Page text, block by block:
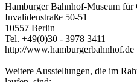
Hamburger Bahnhof-Museum für
Invalidenstraße 50-51
10557 Berlin
Tel. +49(0)30 - 3978 3411
http://www.hamburgerbahnhof.de
Weitere Ausstellungen, die im